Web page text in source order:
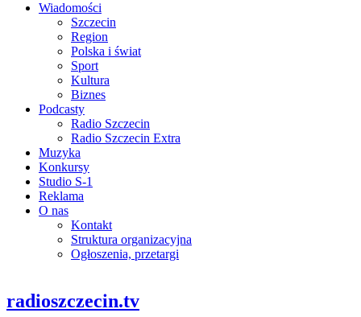
Wiadomości
Szczecin
Region
Polska i świat
Sport
Kultura
Biznes
Podcasty
Radio Szczecin
Radio Szczecin Extra
Muzyka
Konkursy
Studio S-1
Reklama
O nas
Kontakt
Struktura organizacyjna
Ogłoszenia, przetargi
radioszczecin.tv